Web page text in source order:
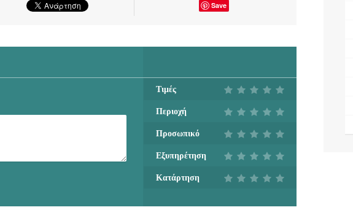
Save
Τιμές
Περιοχή
Προσωπικό
Εξυπηρέτηση
Κατάρτηση